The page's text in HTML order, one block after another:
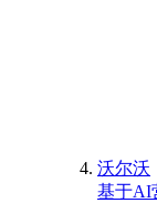
沃尔沃
基于AI